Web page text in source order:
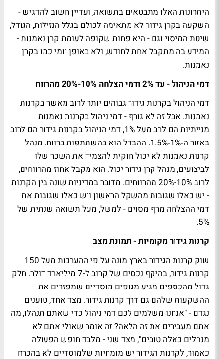
היתרונות האלו מתבטאים בתשואה, ועדיין חשוב להדגיש -
השקעה בקרן גידור לא מתאימה לכולם בגלל הנזילות, הגודל,
שיטת המיסוי וגם - היא פחות שקופה לעומת קרן נאמנות -
המידע בה מתקבל אחת לחודש, ולא באופן יומי כמו בקרן
נאמנות.
דמי הניהול - עד 2% ודמי הצלחה 10%-20% מהרווח
דמי הניהול בקרנות גידור גבוהים יותר לרוב מאשר בקרנות
נאמנות. אבל זה לא גורף - דמי ניהול בקרנות נאמנות
מנייתיות הם לרב מעל 1%, דמי הניהול בקרנות גידור הם לרוב
באזור ה-1%-1.5%. ההבדל הוא בהשתתפות ברווח. מנהל
קרנות נאמנות לא יכול חוקית להצמיד את השכר שלו
לביצועים, מנהל קרן גידור יכול. הוא מקבל אחוז מהרווחים,
לרוב 10%-20% מהרווחים. מדובר במדיניות שונה בין הקרנות
- יש כאלו שגובות מהשקל הראשון ויש כאלו שגובות את
דמי ההצלחה מרף מסוים - למשל, מעל תשואה שנתית של
5%.
קרנות גידור מקומיות - תמונת מצב
שוק קרנות הגידור בארץ מונה על פי ההערכות מעל 150
קרנות גידור, בהיקף נכסים של קרוב ל-7 מיליארד דולר. חלק
גדול מהכספים מגיע מגופים מוסדיים שמפזרים את
ההשקעות שלהם גם דרך קרנות גידור. מצד אחד, טוענים
נגדם - "אנחנו משלמים לכם דמי ניהול כדי שאתם תנהלו, מה
אתם מעבירים את זה הלאה? זה אומר שאולי אתם לא
מנהלים כאלה טובים", מצד שני - מלבד חופש הפעולה
כאמור, לקרנות הגידור יש מומחיות שלמוסדיים לא בהכרח